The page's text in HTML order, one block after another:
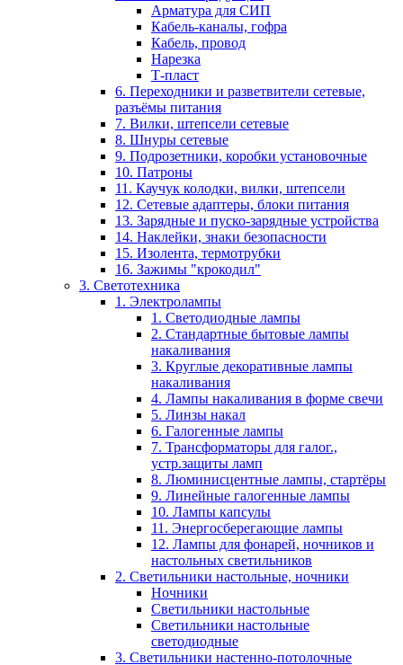
Арматура для СИП
Кабель-каналы, гофра
Кабель, провод
Нарезка
Т-пласт
6. Переходники и разветвители сетевые,
разъёмы питания
7. Вилки, штепсели сетевые
8. Шнуры сетевые
9. Подрозетники, коробки установочные
10. Патроны
11. Каучук колодки, вилки, штепсели
12. Сетевые адаптеры, блоки питания
13. Зарядные и пуско-зарядные устройства
14. Наклейки, знаки безопасности
15. Изолента, термотрубки
16. Зажимы "крокодил"
3. Светотехника
1. Электролампы
1. Светодиодные лампы
2. Стандартные бытовые лампы
накаливания
3. Круглые декоративные лампы
накаливания
4. Лампы накаливания в форме свечи
5. Линзы накал
6. Галогенные лампы
7. Трансформаторы для галог.,
устр.защиты ламп
8. Люминисцентные лампы, стартёры
9. Линейные галогенные лампы
10. Лампы капсулы
11. Энергосберегающие лампы
12. Лампы для фонарей, ночников и
настольных светильников
2. Светильники настольные, ночники
Ночники
Светильники настольные
Светильники настольные
светодиодные
3. Светильники настенно-потолочные